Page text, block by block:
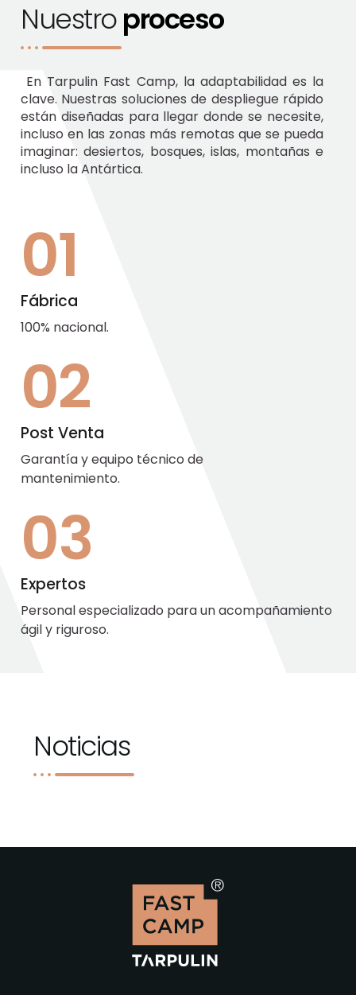
Nuestroproceso
En Tarpulin Fast Camp, la adaptabilidad es la
clave. Nuestras soluciones de despliegue rápido
están diseñadas para llegar donde se necesite,
incluso en las zonas más remotas que se pueda
imaginar: desiertos, bosques, islas, montañas e
incluso la Antártica.
01
Fábrica
100% nacional.
02
Post Venta
Garantía y equipo técnico de
mantenimiento.
03
Expertos
Personal especializado para un acompañamiento
ágil y riguroso.
Noticias